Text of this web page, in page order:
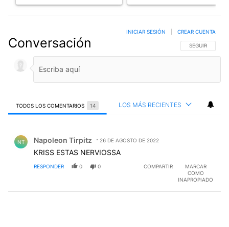
Conversación SIGA ESTA
SEGUIR
INICIAR SESIÓN CREAR CUENTA
TODOS LOS COMENTARIOS 14 LOS MÁS RECIENTES
NT Napoleon Tirpitz 26 DE AGOSTO DE 2022
KRISS ESTAS NERVIOSSA
RESPONDER 0 0 COMPARTIR
MARCAR
COMO
INAPROPIADO